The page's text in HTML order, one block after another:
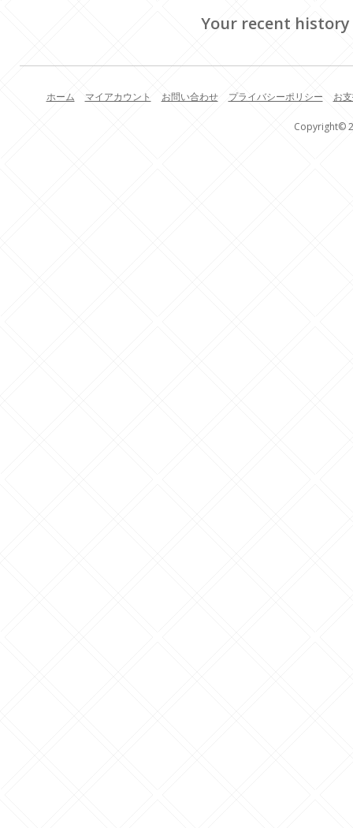
Your recent history
ホーム マイアカウント お問い合わせ プライバシーポリシー お
Copyright©